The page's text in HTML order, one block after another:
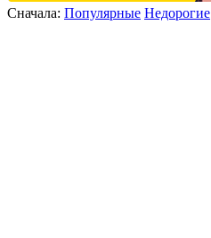
Сначала: Популярные Недорогие